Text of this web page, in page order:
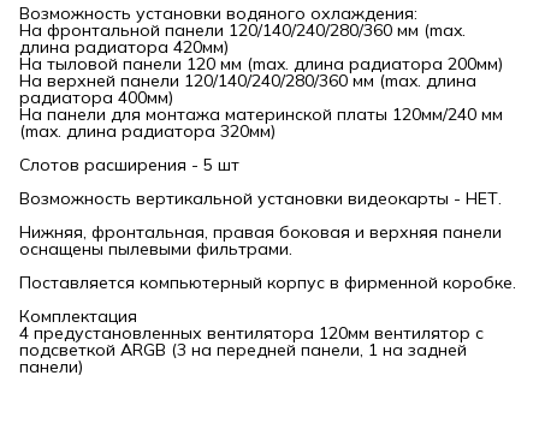
Возможность установки водяного охлаждения:
На фронтальной панели 120/140/240/280/360 мм (max.
длина радиатора 420мм)
На тыловой панели 120 мм (max. длина радиатора 200мм)
На верхней панели 120/140/240/280/360 мм (max. длина
радиатора 400мм)
На панели для монтажа материнской платы 120мм/240 мм
(max. длина радиатора 320мм)
Слотов расширения - 5 шт
Возможность вертикальной установки видеокарты - НЕТ.
Нижняя, фронтальная, правая боковая и верхняя панели
оснащены пылевыми фильтрами.
Поставляется компьютерный корпус в фирменной коробке.
Комплектация
4 предустановленных вентилятора 120мм вентилятор с
подсветкой ARGB (3 на передней панели, 1 на задней
панели)